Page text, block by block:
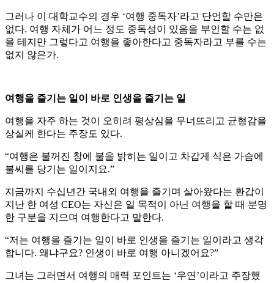
그러나 이 대학교수의 경우 ‘여행 중독자’라고 단언할 수만은
없다. 여행 자체가 어느 정도 중독성이 있음을 부인할 수는 없
을 테지만 그렇다고 여행을 좋아한다고 중독자라고 부를 수는
없지 않은가.
여행을 즐기는 일이 바로 인생을 즐기는 일
여행을 자주 하는 것이 오히려 평상심을 무너뜨리고 균형감을
상실케 한다는 주장도 있다.
“여행은 불꺼진 창에 불을 밝히는 일이고 차갑게 식은 가슴에
불씨를 당기는 일이지요.”
지금까지 수십년간 국내외 여행을 즐기며 살아왔다는 환갑이
지난 한 여성 CEO는 자신은 일 목적이 아닌 여행을 할 때 분명
한 구분을 지으며 여행한다고 말한다.
“저는 여행을 즐기는 일이 바로 인생을 즐기는 일이라고 생각
합니다. 왜냐구요? 인생이 바로 여행 아니겠어요?”
그녀는 그러면서 여행의 매력 포인트는 ‘우연’이라고 주장했